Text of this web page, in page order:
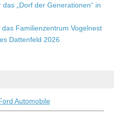
„Dorf der Generationen“ in
Familienzentrum Vogelnest
Dattenfeld 2026